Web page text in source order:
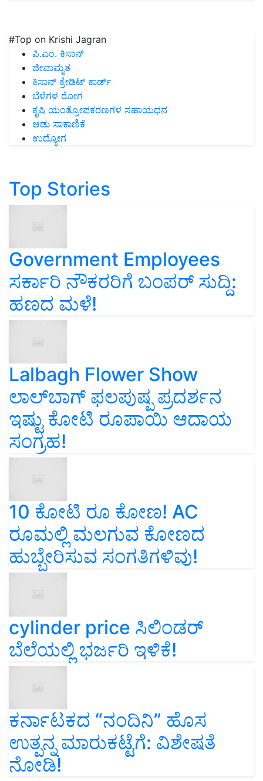
#Top on Krishi Jagran
ಪಿ.ಎಂ. ಕಿಸಾನ್
ಜೀವಾಮೃತ
ಕಿಸಾನ್ ಕ್ರೇಡಿಟ್ ಕಾರ್ಡ್
ಬೆಳೆಗಳ ರೋಗ
ಕೃಷಿ ಯಂತ್ರೋಪಕರಣಗಳ ಸಹಾಯಧನ
ಆಡು ಸಾಕಾಣಿಕೆ
ಉದ್ಯೋಗ
Top Stories
Government Employees
ಸರ್ಕಾರಿ ನೌಕರರಿಗೆ ಬಂಪರ್‌ ಸುದ್ದಿ:
ಹಣದ ಮಳೆ!
Lalbagh Flower Show
ಲಾಲ್‌ಬಾಗ್ ಫಲಪುಷ್ಪ ಪ್ರದರ್ಶನ
ಇಷ್ಟು ಕೋಟಿ ರೂಪಾಯಿ ಆದಾಯ
ಸಂಗ್ರಹ!
10 ಕೋಟಿ ರೂ ಕೋಣ! AC
ರೂಮಲ್ಲಿ ಮಲಗುವ ಕೋಣದ
ಹುಬ್ಬೇರಿಸುವ ಸಂಗತಿಗಳಿವು!
cylinder price ಸಿಲಿಂಡರ್‌
ಬೆಲೆಯಲ್ಲಿ ಭರ್ಜರಿ ಇಳಿಕೆ!
ಕರ್ನಾಟಕದ “ನಂದಿನಿ” ಹೊಸ
ಉತ್ಪನ್ನ ಮಾರುಕಟ್ಟೆಗೆ: ವಿಶೇಷತೆ
ನೋಡಿ!